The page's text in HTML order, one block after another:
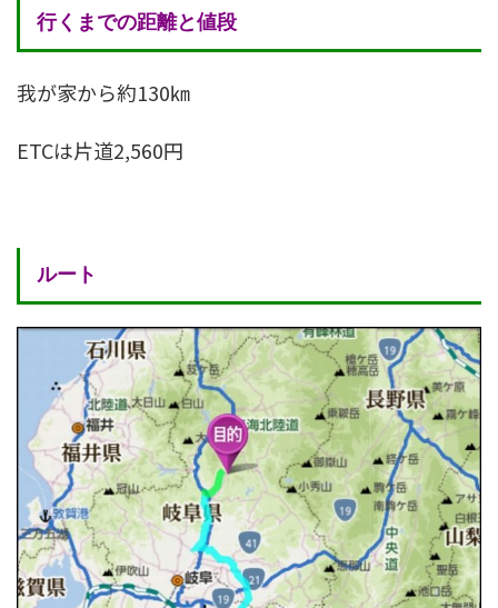
行くまでの距離と値段
我が家から約130㎞
ETCは片道2,560円
ルート